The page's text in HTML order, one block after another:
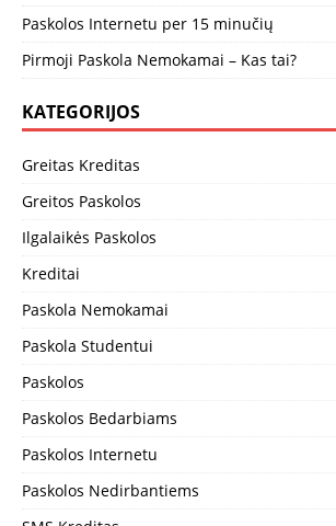
Paskolos Internetu per 15 minučių
Pirmoji Paskola Nemokamai – Kas tai?
KATEGORIJOS
Greitas Kreditas
Greitos Paskolos
Ilgalaikės Paskolos
Kreditai
Paskola Nemokamai
Paskola Studentui
Paskolos
Paskolos Bedarbiams
Paskolos Internetu
Paskolos Nedirbantiems